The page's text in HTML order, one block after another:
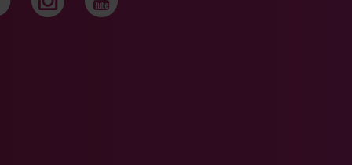
oss på facebook
Följ oss på instagram
Följ oss på youtube